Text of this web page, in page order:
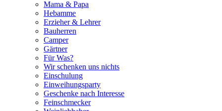
Mama & Papa
Hebamme
Erzieher & Lehrer
Bauherren
Camper
Gärtner
Für Was?
Wir schenken uns nichts
Einschulung
Einweihungsparty
Geschenke nach Interesse
Feinschmecker